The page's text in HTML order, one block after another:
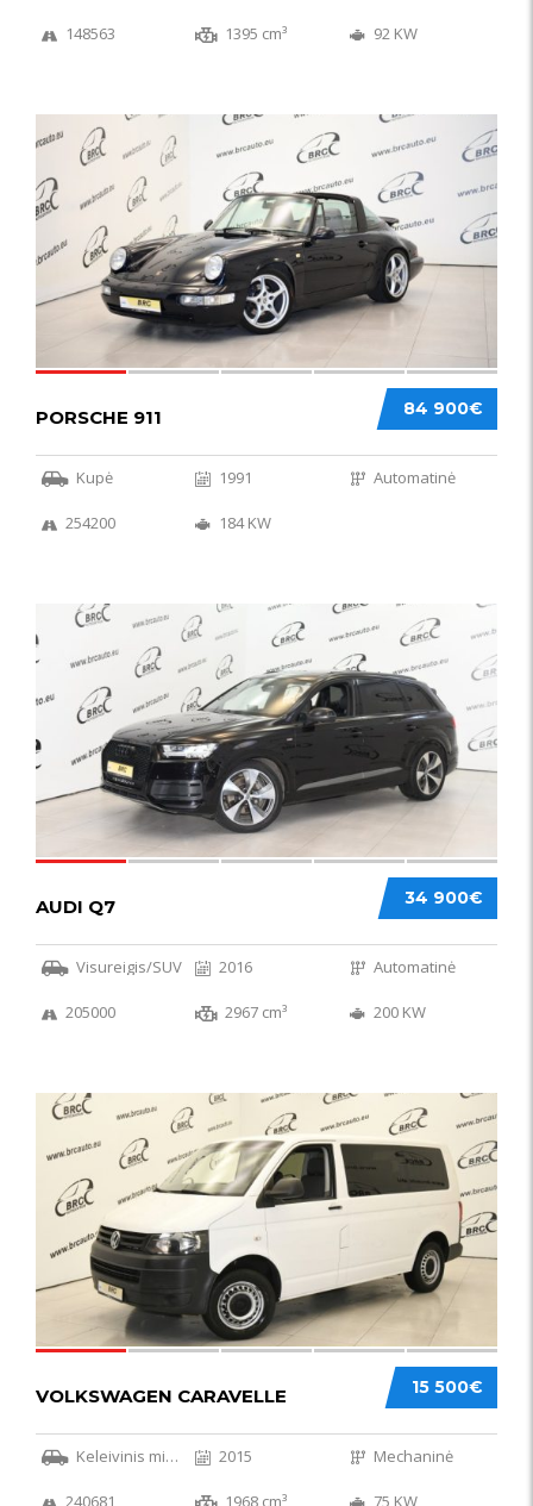
148563 1395 cm³ 92 KW
59
84 900€
PORSCHE 911
Kupė 1991 Automatinė
254200 184 KW
56
34 900€
AUDI Q7
Visureigis/SUV 2016 Automatinė
205000 2967 cm³ 200 KW
36
15 500€
VOLKSWAGEN CARAVELLE
Keleivinis mikroautobusas 2015 Mechaninė
240681 1968 cm³ 75 KW